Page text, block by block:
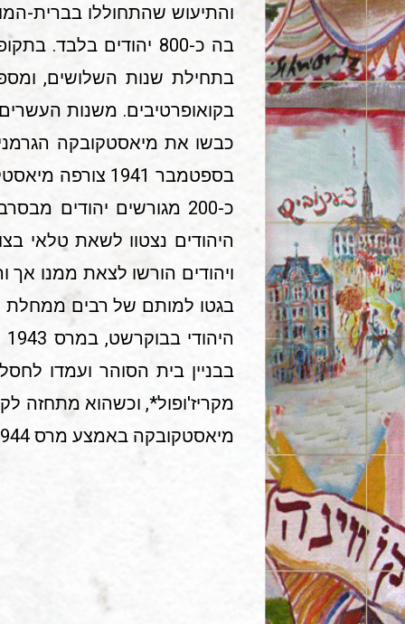
והתיעוש שהתחוללו בברית-
בה כ-800 יהודים
בתחילת שנות השלושים,
בקואופרטיבים. משנות
היהודים נצטוו לשאת טלאי
בגטו למותם של רבים ממחלת
מקריז'ופול*, וכשהוא מתחזה
מיאסטקובקה באמצע מרס 1944. מקור: יד ושם